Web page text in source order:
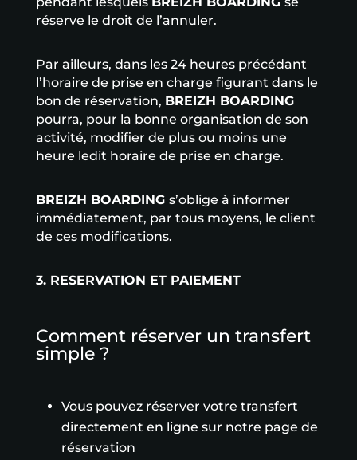
réserve le droit de l’annuler.
Par ailleurs, dans les 24 heures précédant
l’horaire de prise en charge figurant dans le
bon de réservation, BREIZH BOARDING
pourra, pour la bonne organisation de son
activité, modifier de plus ou moins une
heure ledit horaire de prise en charge.
BREIZH BOARDING s’oblige à informer
immédiatement, par tous moyens, le client
de ces modifications.
3. RESERVATION ET PAIEMENT
Comment réserver un transfert
simple ?
Vous pouvez réserver votre transfert
directement en ligne sur notre page de
réservation